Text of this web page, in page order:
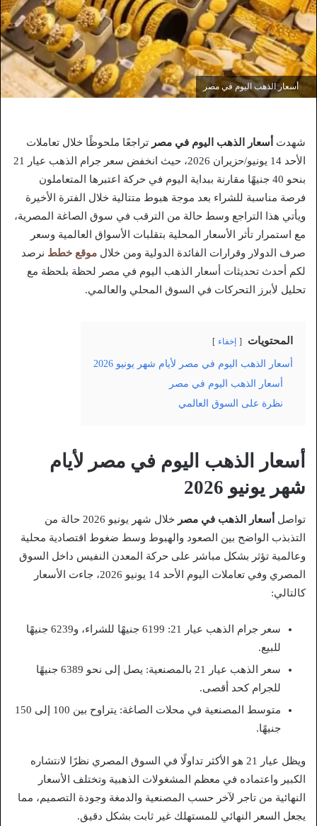
أسعار الذهب اليوم في مصر
شهدت أسعار الذهب اليوم في مصر تراجعًا ملحوظًا خلال تعاملات
الأحد 14 يونيو/حزيران 2026، حيث انخفض سعر جرام الذهب عيار 21
بنحو 40 جنيهًا مقارنة ببداية اليوم في حركة اعتبرها المتعاملون
فرصة مناسبة للشراء بعد موجة هبوط متتالية خلال الفترة الأخيرة
ويأتي هذا التراجع وسط حالة من الترقب في سوق الصاغة المصرية،
مع استمرار تأثر الأسعار المحلية بتقلبات الأسواق العالمية وسعر
صرف الدولار وقرارات الفائدة الدولية ومن خلال موقع خطط نرصد
لكم أحدث تحديثات أسعار الذهب اليوم في مصر لحظة بلحظة مع
تحليل لأبرز التحركات في السوق المحلي والعالمي.
المحتويات إخفاء
أسعار الذهب اليوم في مصر لأيام شهر يونيو 2026
أسعار الذهب اليوم في مصر
نظرة على السوق العالمي
أسعار الذهب اليوم في مصر لأيام
شهر يونيو 2026
تواصل أسعار الذهب في مصر
خلال شهر يونيو 2026 حالة من
التذبذب الواضح بين الصعود والهبوط وسط ضغوط اقتصادية محلية
وعالمية تؤثر بشكل مباشر على حركة المعدن النفيس داخل السوق
المصري وفي تعاملات اليوم الأحد 14 يونيو 2026، جاءت الأسعار
كالتالي:
سعر جرام الذهب عيار 21: 6199 جنيهًا للشراء، و6239 جنيهًا
للبيع.
سعر الذهب عيار 21 بالمصنعية: يصل إلى نحو 6389 جنيهًا
للجرام كحد أقصى.
متوسط المصنعية في محلات الصاغة: يتراوح بين 100 إلى 150
جنيهًا.
ويظل عيار 21 هو الأكثر تداولًا في السوق المصري نظرًا لانتشاره
الكبير واعتماده في معظم المشغولات الذهبية وتختلف الأسعار
النهائية من تاجر لآخر حسب المصنعية والدمغة وجودة التصميم، مما
يجعل السعر النهائي للمستهلك غير ثابت بشكل دقيق.